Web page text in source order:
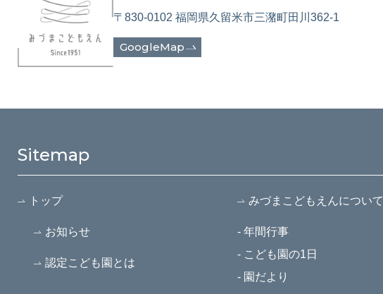
〒830-0102 福岡県久留米市三潴町田川362-1
GoogleMap
Sitemap
トップ
お知らせ
認定こども園とは
みづまこどもえんについて
- 年間行事
- こども園の1日
- 園だより